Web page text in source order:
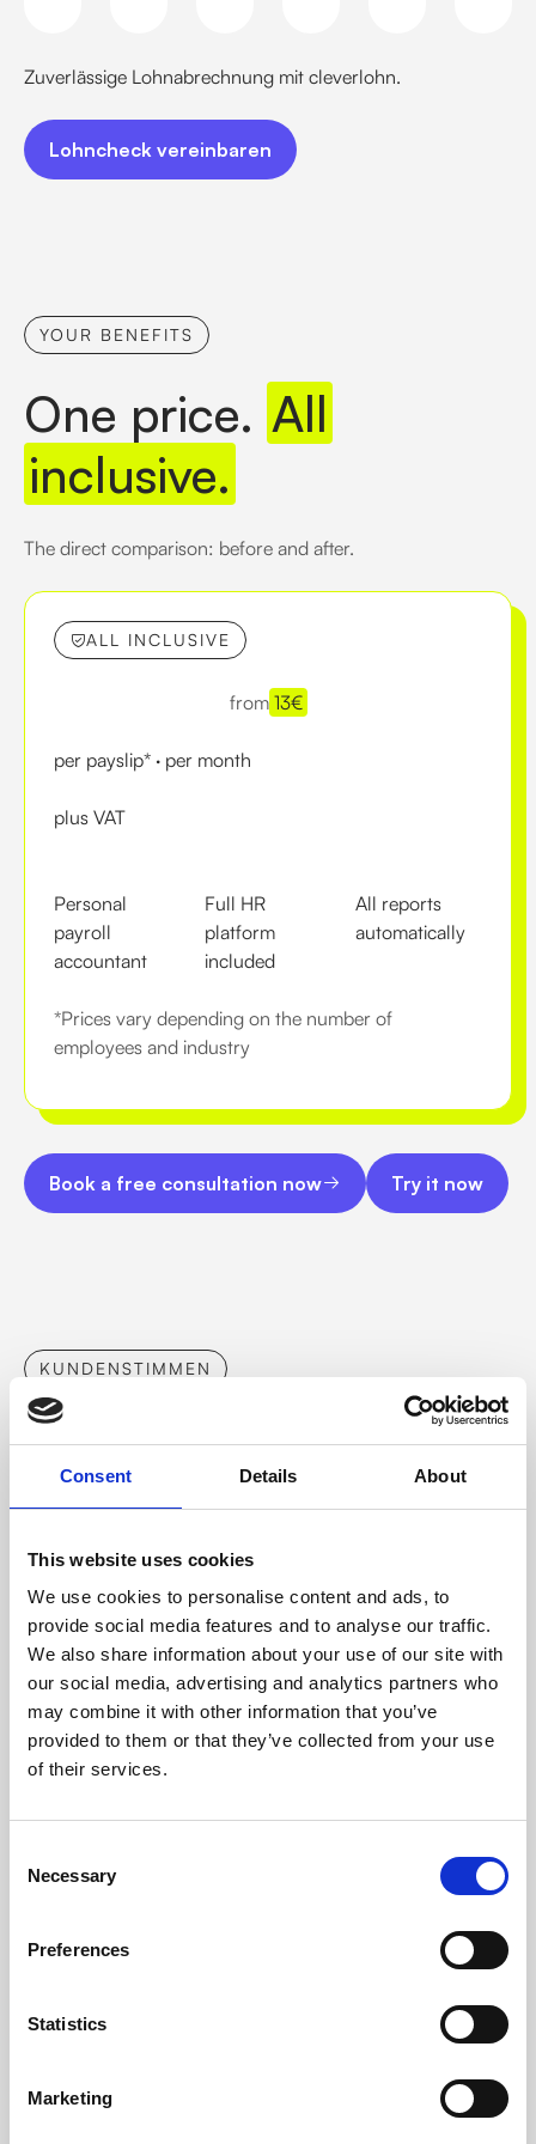
Consent Details About
This website uses cookies
We use cookies to personalise content and ads, to
provide social media features and to analyse our traffic.
We also share information about your use of our site with
our social media, advertising and analytics partners who
may combine it with other information that you’ve
provided to them or that they’ve collected from your use
of their services.
Selection
Necessary
Preferences
Statistics
Marketing
Zuverlässige Lohnabrechnung mit cleverlohn.
Lohncheck vereinbaren
Lohncheck vereinbaren
YOUR BENEFITS
One price. All
inclusive.
The direct comparison: before and after.
ALL INCLUSIVE
from 13€
per payslip* · per month
plus VAT
Personal
payroll
accountant
Full HR
platform
included
All reports
automatically
*Prices vary depending on the number of
employees and industry
Book a free consultation now
Book a free consultation now
Try it now
Try it now
KUNDENSTIMMEN
Das sagen andere
Unternehmenüber
cleverlohn.
“I would recommend cleverlohn to everyone,
especially startups and scale-ups. There's simply no
downside to improving and digitizing this service. It
"We've had a great experience with cleverlohn for
payslips, immediate help from the team with any
questions, and easy digital access to all information